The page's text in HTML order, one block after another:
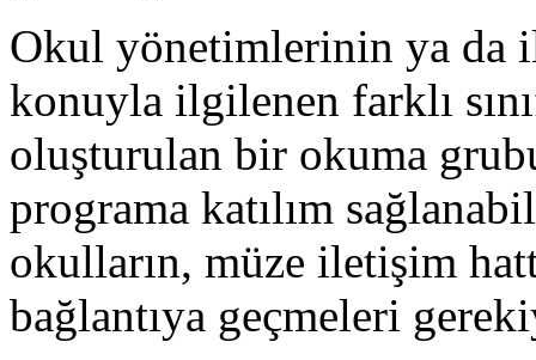
Okul yönetimlerinin ya da
konuyla ilgilenen farklı
oluşturulan bir okuma
programa katılım
okulların, müze iletişim
bağlantıya geçmeleri